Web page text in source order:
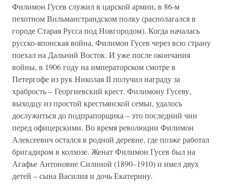
Филимон Гусев служил в царской армии, в 86-м
пехотном Вильманстрандском полку (располагался в
городе Старая Русса под Новгородом). Когда началась
русско-японская война, Филимон Гусев через всю страну
поехал на Дальний Восток. И уже после окончания
войны, в 1906 году на императорском смотре в
Петергофе из рук Николая II получил награду за
храбрость – Георгиевский крест. Филимону Гусеву,
выходцу из простой крестьянской семьи, удалось
дослужиться до подпрапорщика – это последний чин
перед офицерскими. Во время революции Филимон
Алексеевич остался в родной деревне, где позже работал
бригадиром в колхозе. Женат Филимон Гусев был на
Агафье Антоновне Силиной (1890–1910) и имел двух
детей – сына Василия и дочь Екатерину.